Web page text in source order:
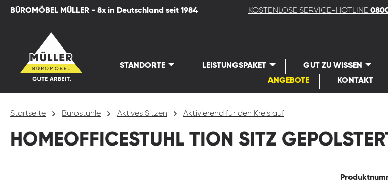
Zur Hauptnavigation springen
BÜROMÖBEL MÜLLER - 8x in Deutschland seit 1984 KOSTENLOSE SERVICE-HOTLINE
STANDORTE LEISTUNGSPAKET GUT ZU WISSEN
ANGEBOTE
KONTAKT
Startseite Bürostühle Aktives Sitzen Aktivierend für den Kreislauf
HOMEOFFICESTUHL TION SITZ